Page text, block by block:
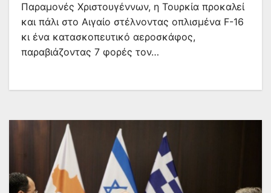
Παραμονές Χριστουγέννων, η Τουρκία προκαλεί
και πάλι στο Αιγαίο στέλνοντας οπλισμένα F-16
κι ένα κατασκοπευτικό αεροσκάφος,
παραβιάζοντας 7 φορές τον…